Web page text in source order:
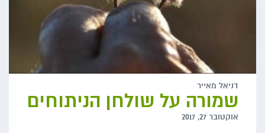
דניאל מאייר
שמורה על שולחן הניתוחים
אוקטובר 27, 2017